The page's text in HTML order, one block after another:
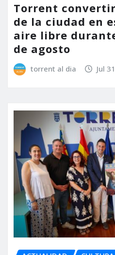
Torrent
de la ciudad en
aire libre
de agosto
torrent al dia Jul